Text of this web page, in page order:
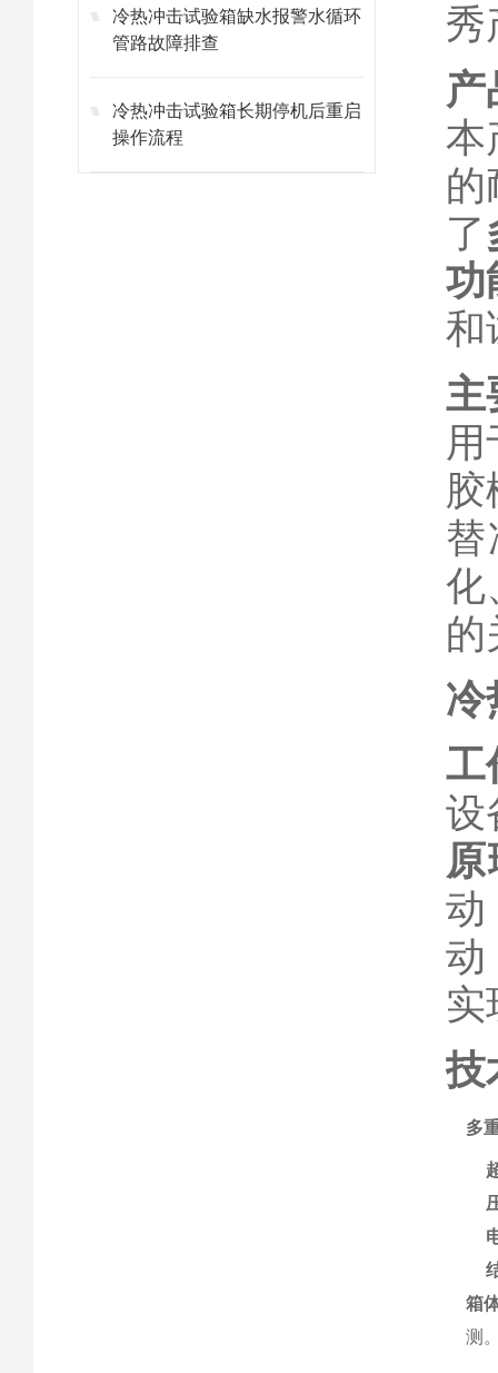
冷热冲击试验箱缺水报警水循环
管路故障排查
冷热冲击试验箱长期停机后重启
操作流程
秀
产
本
的
了
功
和
主
化
的
冷
工
设
动
动
实
技
多
箱
测